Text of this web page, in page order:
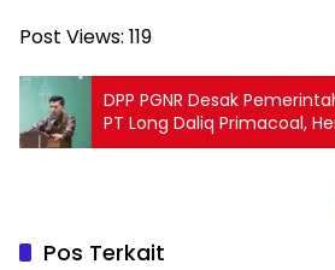
Post Views: 119
DPP PGNR Desak
PT Long Daliq Primacoal,
Pembiaran Perusakan
Pos Terkait